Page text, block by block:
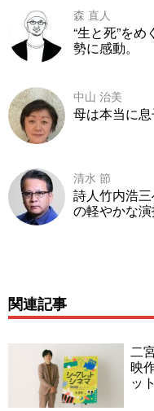
森 直人
“生と死”を
勢に感動。
中山 治美
母は本当に
清水 節
詩人竹内浩
の軽やかな
関連記事
二
映
ッ